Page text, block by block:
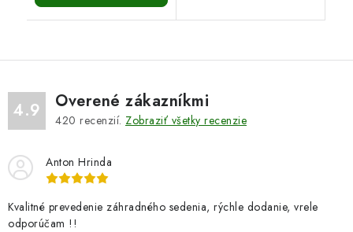
4.9 Overené zákazníkmi
420 recenzií. Zobraziť všetky recenzie
Anton Hrinda
Kvalitné prevedenie záhradného sedenia, rýchle dodanie, vrele
odporúčam !!